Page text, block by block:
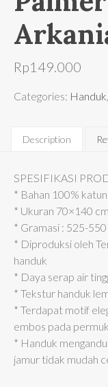
Rp149.000
Categories: Handuk,
Description
SPESIFIKASI
* Bahan 100%
* Ukuran 70×140
* Gramasi : 525-
* Diproduksi oleh
handuk
* Daya serap air
* Tekstur handuk
* Terdapat motif
embos pada
* Handuk
jamur tidak mudah